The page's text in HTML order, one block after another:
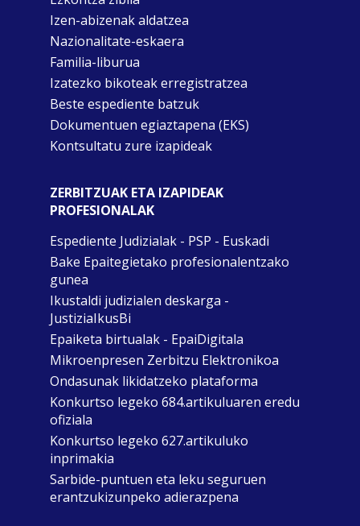
Izen-abizenak aldatzea
Nazionalitate-eskaera
Familia-liburua
Izatezko bikoteak erregistratzea
Beste espediente batzuk
Dokumentuen egiaztapena (EKS)
Kontsultatu zure izapideak
ZERBITZUAK ETA IZAPIDEAK
PROFESIONALAK
Espediente Judizialak - PSP - Euskadi
Bake Epaitegietako profesionalentzako
gunea
Ikustaldi judizialen deskarga -
JustiziaIkusBi
Epaiketa birtualak - EpaiDigitala
Mikroenpresen Zerbitzu Elektronikoa
Ondasunak likidatzeko plataforma
Konkurtso legeko 684.artikuluaren eredu
ofiziala
Konkurtso legeko 627.artikuluko
inprimakia
Sarbide-puntuen eta leku seguruen
erantzukizunpeko adierazpena